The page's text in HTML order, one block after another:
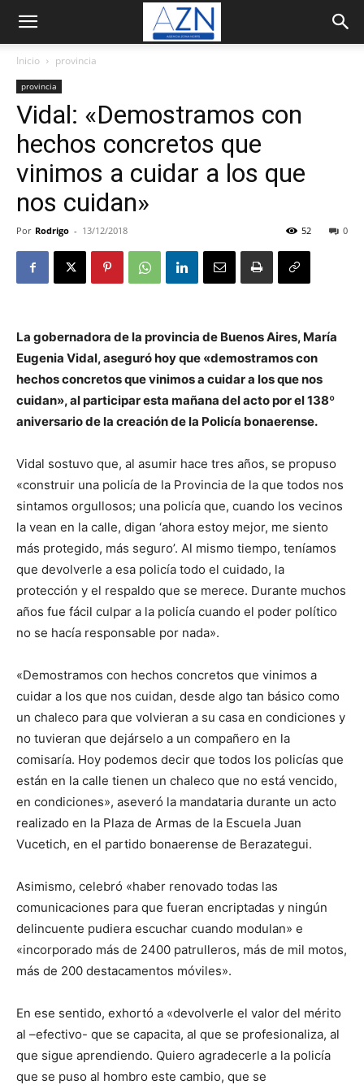
Inicio provincia
provincia
Vidal: «Demostramos con
hechos concretos que
vinimos a cuidar a los que
nos cuidan»
Por Rodrigo - 13/12/2018 0
52
La gobernadora de la provincia de Buenos Aires, María
Eugenia Vidal, aseguró hoy que «demostramos con
hechos concretos que vinimos a cuidar a los que nos
cuidan», al participar esta mañana del acto por el 138º
aniversario de la creación de la Policía bonaerense.
Vidal sostuvo que, al asumir hace tres años, se propuso
«construir una policía de la Provincia de la que todos nos
sintamos orgullosos; una policía que, cuando los vecinos
la vean en la calle, digan ‘ahora estoy mejor, me siento
más protegido, más seguro’. Al mismo tiempo, teníamos
que devolverle a esa policía todo el cuidado, la
protección y el respaldo que se merece. Durante muchos
años fue fácil culpar a la policía cuando el poder político
no se hacía responsable por nada».
«Demostramos con hechos concretos que vinimos a
cuidar a los que nos cuidan, desde algo tan básico como
un chaleco para que volvieran a su casa en condiciones y
no tuvieran que dejárselo a un compañero en la
comisaría. Hoy podemos decir que todos los policías que
están en la calle tienen un chaleco que no está vencido,
en condiciones», aseveró la mandataria durante un acto
realizado en la Plaza de Armas de la Escuela Juan
Vucetich, en el partido bonaerense de Berazategui.
Asimismo, celebró «haber renovado todas las
comunicaciones para que fueran encriptadas y ningún
delincuente pudiera escuchar cuando modulan» e
«incorporado más de 2400 patrulleros, más de mil motos,
más de 200 destacamentos móviles».
En ese sentido, exhortó a «devolverle el valor del mérito
al –efectivo- que se capacita, al que se profesionaliza, al
que sigue aprendiendo. Quiero agradecerle a la policía
que se puso al hombro este cambio, que se